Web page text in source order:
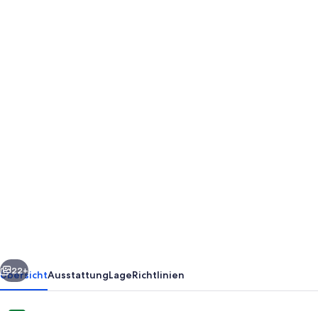
Weiter
22+
ÜbersichtAusstattungLageRichtlinien